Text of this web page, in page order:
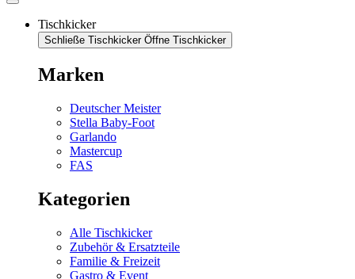
Tischkicker
Schließe Tischkicker Öffne Tischkicker
Marken
Deutscher Meister
Stella Baby-Foot
Garlando
Mastercup
FAS
Kategorien
Alle Tischkicker
Zubehör & Ersatzteile
Familie & Freizeit
Gastro & Event